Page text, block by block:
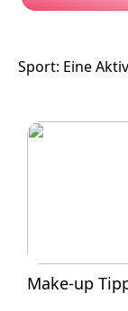
Sport: Eine
Make-up